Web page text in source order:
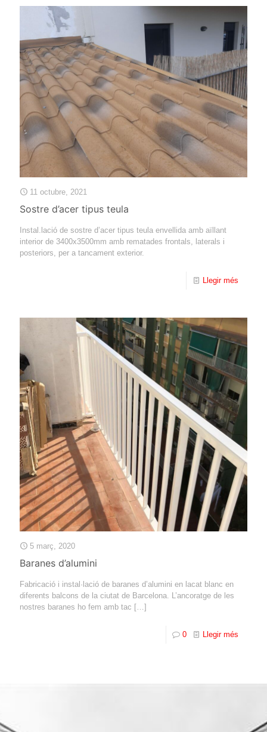
11 octubre, 2021
Sostre d’acer tipus teula
Instal.lació de sostre d’acer tipus teula envellida amb aïllant
interior de 3400x3500mm amb rematades frontals, laterals i
posteriors, per a tancament exterior.
Llegir més
5 març, 2020
Baranes d’alumini
Fabricació i instal·lació de baranes d’alumini en lacat blanc en
diferents balcons de la ciutat de Barcelona. L’ancoratge de les
nostres baranes ho fem amb tac […]
0 Llegir més